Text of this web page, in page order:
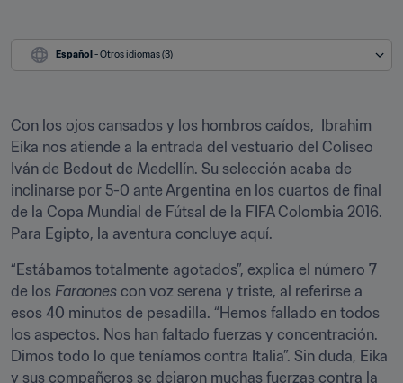
Español - Otros idiomas (3)
Con los ojos cansados y los hombros caídos,  Ibrahim
Eika nos atiende a la entrada del vestuario del Coliseo
Iván de Bedout de Medellín. Su selección acaba de
inclinarse por 5-0 ante Argentina en los cuartos de final
de la Copa Mundial de Fútsal de la FIFA Colombia 2016.
Para Egipto, la aventura concluye aquí.
“Estábamos totalmente agotados”, explica el número 7
de los Faraones con voz serena y triste, al referirse a
esos 40 minutos de pesadilla. “Hemos fallado en todos
los aspectos. Nos han faltado fuerzas y concentración.
Dimos todo lo que teníamos contra Italia”. Sin duda, Eika